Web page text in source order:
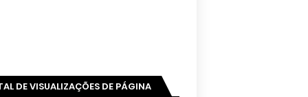
DE VISUALIZAÇÕES DE PÁGINA